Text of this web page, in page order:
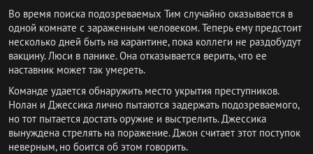
Во время поиска подозреваемых Тим случайно оказывается в
одной комнате с зараженным человеком. Теперь ему предстоит
несколько дней быть на карантине, пока коллеги не раздобудут
вакцину. Люси в панике. Она отказывается верить, что ее
наставник может так умереть.
Команде удается обнаружить место укрытия преступников.
Нолан и Джессика лично пытаются задержать подозреваемого,
но тот пытается достать оружие и выстрелить. Джессика
вынуждена стрелять на поражение. Джон считает этот поступок
неверным, но боится об этом говорить.